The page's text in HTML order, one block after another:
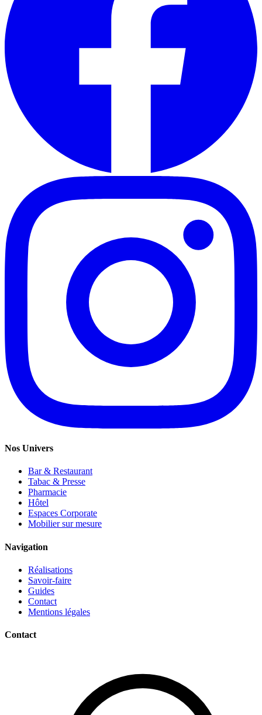
Nos Univers
Bar & Restaurant
Tabac & Presse
Pharmacie
Hôtel
Espaces Corporate
Mobilier sur mesure
Navigation
Réalisations
Savoir-faire
Guides
Contact
Mentions légales
Contact